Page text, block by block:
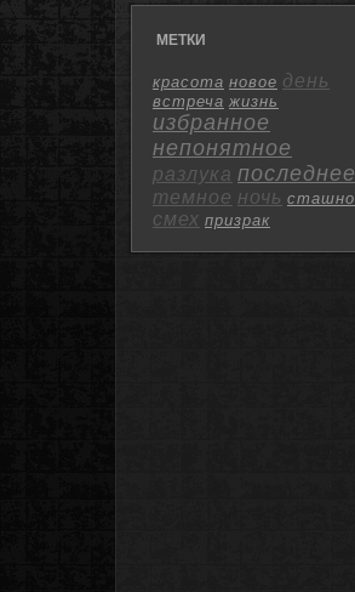
МЕТКИ
красота новое день
встреча жизнь
избранное
непонятное
разлука последнее
темное ночь сташно
смех призрак